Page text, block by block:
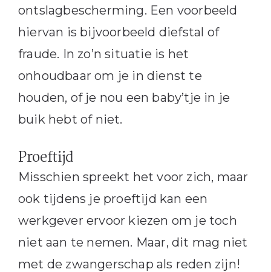
ontslagbescherming. Een voorbeeld
hiervan is bijvoorbeeld diefstal of
fraude. In zo’n situatie is het
onhoudbaar om je in dienst te
houden, of je nou een baby’tje in je
buik hebt of niet.
Proeftijd
Misschien spreekt het voor zich, maar
ook tijdens je proeftijd kan een
werkgever ervoor kiezen om je toch
niet aan te nemen. Maar, dit mag niet
met de zwangerschap als reden zijn!